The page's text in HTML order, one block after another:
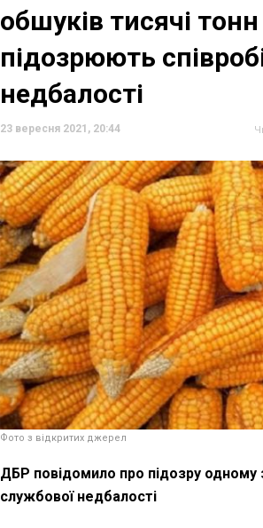
обшуків тисячі
підозрюють
недбалості
23 вересня 2021, 20:44
Фото з відкритих джерел
ДБР повідомило про підозру одному
службової недбалості